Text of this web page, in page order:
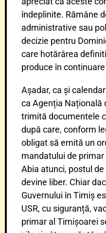
îndeplinite. Rămâne
administrative sau
decizie pentru
care hotărârea
produce în
Așadar, ca și
ca Agenția Națională
trimită documentele
după care, conform
obligat să emită un
mandatului de
Abia atunci, postul
devine liber. Chiar
Guvernului în Timiș
USR, cu siguranță,
primar al Timișoarei